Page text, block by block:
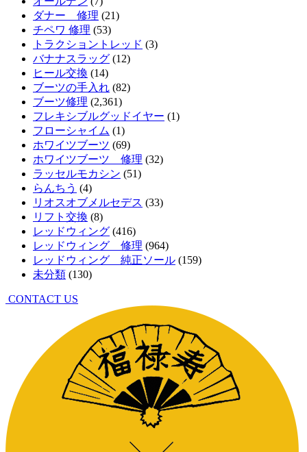
ダナー 修理 (21)
チペワ 修理 (53)
トラクショントレッド (3)
バナナスラッグ (12)
ヒール交換 (14)
ブーツの手入れ (82)
ブーツ修理 (2,361)
フレキシブルグッドイヤー (1)
フローシャイム (1)
ホワイツブーツ (69)
ホワイツブーツ 修理 (32)
ラッセルモカシン (51)
らんちう (4)
リオスオブメルセデス (33)
リフト交換 (8)
レッドウィング (416)
レッドウィング 修理 (964)
レッドウィング 純正ソール (159)
未分類 (130)
CONTACT US